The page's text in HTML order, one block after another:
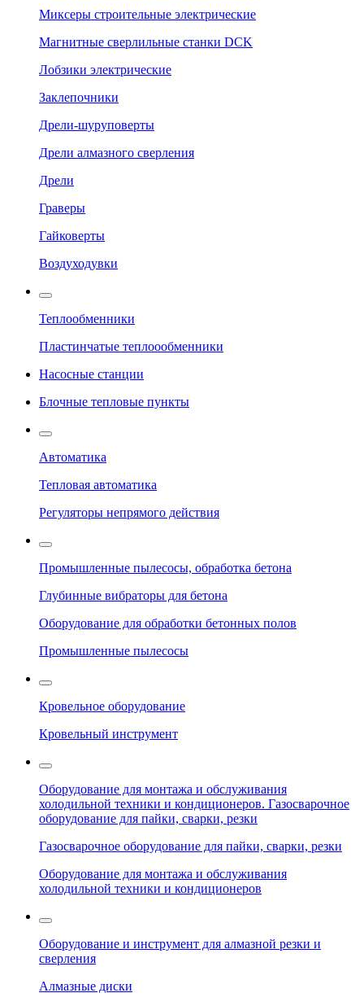
Миксеры строительные электрические
Магнитные сверлильные станки DCK
Лобзики электрические
Заклепочники
Дрели-шуруповерты
Дрели алмазного сверления
Дрели
Граверы
Гайковерты
Воздуходувки
Теплообменники
Пластинчатые теплоообменники
Насосные станции
Блочные тепловые пункты
Автоматика
Тепловая автоматика
Регуляторы непрямого действия
Промышленные пылесосы, обработка бетона
Глубинные вибраторы для бетона
Оборудование для обработки бетонных полов
Промышленные пылесосы
Кровельное оборудование
Кровельный инструмент
Оборудование для монтажа и обслуживания
холодильной техники и кондиционеров. Газосварочное
оборудование для пайки, сварки, резки
Газосварочное оборудование для пайки, сварки, резки
Оборудование для монтажа и обслуживания
холодильной техники и кондиционеров
Оборудование и инструмент для алмазной резки и
сверления
Алмазные диски